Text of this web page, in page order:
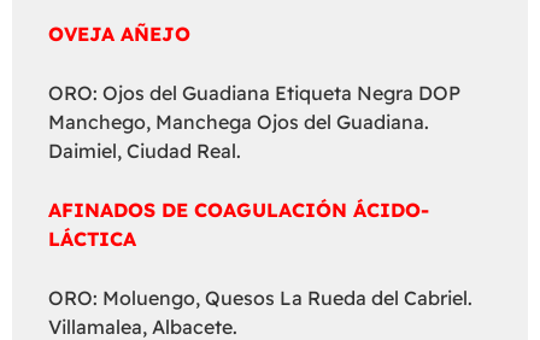
OVEJA AÑEJO
ORO: Ojos del Guadiana Etiqueta Negra DOP
Manchego, Manchega Ojos del Guadiana.
Daimiel, Ciudad Real.
AFINADOS DE COAGULACIÓN ÁCIDO-
LÁCTICA
ORO: Moluengo, Quesos La Rueda del Cabriel.
Villamalea, Albacete.